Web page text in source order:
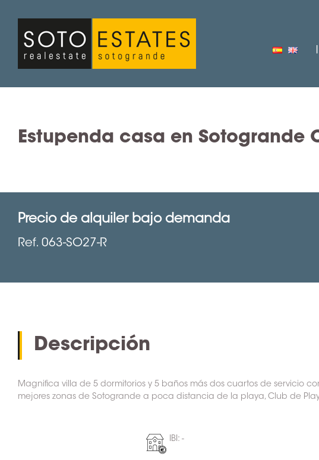
contenido
Estupenda casa en Sotogrande
Precio de alquiler bajo demanda
Ref. 063-SO27-R
Descripción
Magnifica villa de 5 dormitorios y 5 baños más dos cuartos de servicio
mejores zonas de Sotogrande a poca distancia de la playa, Club de
IBI: -